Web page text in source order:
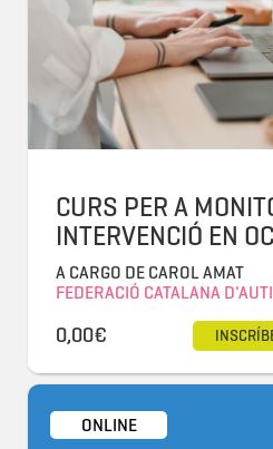
CURS PER A
INTERVENCIÓ EN
A CARGO DE CAROL AMAT
FEDERACIÓ CATALANA
0,00€
ONLINE